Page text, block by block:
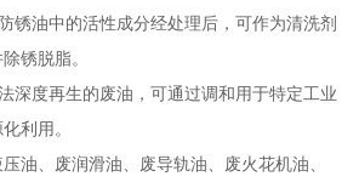
锈油中的活性成分经处理后，可作为清洗剂
锈脱脂。
深度再生的废油，可通过调和用于特定工业
利用。
油、废润滑油、废导轨油、废火花机油、